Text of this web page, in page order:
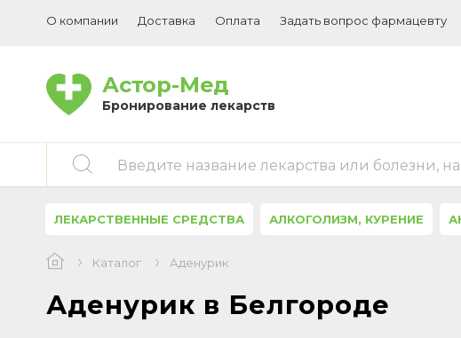
О компании Доставка Оплата Задать вопрос фармацевту
Астор-Мед
Бронирование лекарств
Введите название лекарства или болезни,
ЛЕКАРСТВЕННЫЕ СРЕДСТВА АЛКОГОЛИЗМ, КУРЕНИЕ
Каталог Аденурик
Аденурик в Белгороде